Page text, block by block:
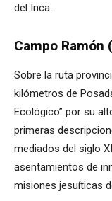
del Inca.
Campo Ramón
Sobre la ruta
kilómetros de
Ecológico” por su
primeras
mediados del siglo
asentamientos de
misiones jesuíticas